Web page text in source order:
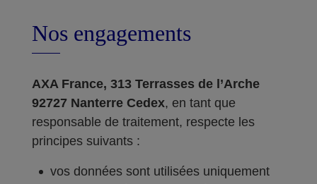
Nos engagements
AXA France, 313 Terrasses de l’Arche
92727 Nanterre Cedex, en tant que
responsable de traitement, respecte les
principes suivants :
vos données sont utilisées uniquement